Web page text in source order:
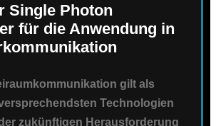
Single Photon
für die Anwendung in
gilt als
Technologien
zukünftigen Herausforderung